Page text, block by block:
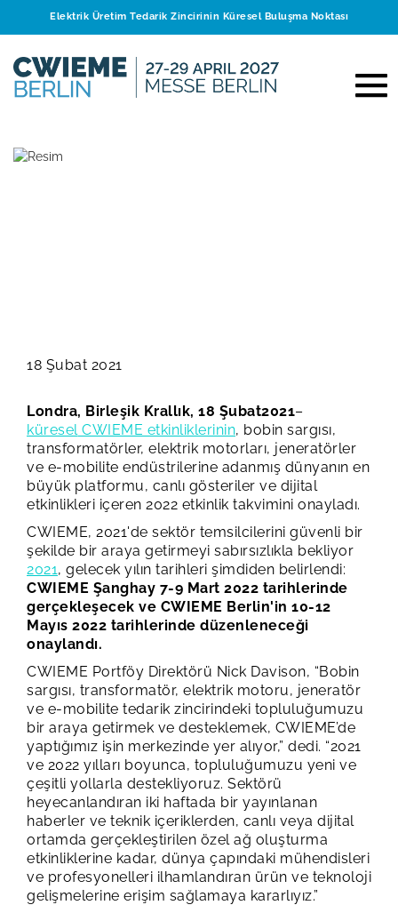
Elektrik Üretim Tedarik Zincirinin Küresel Buluşma Noktası
18 Şubat 2021
Londra, Birleşik Krallık, 18 Şubat2021–
küresel CWIEME etkinliklerinin, bobin sargısı,
transformatörler, elektrik motorları, jeneratörler
ve e-mobilite endüstrilerine adanmış dünyanın en
büyük platformu, canlı gösteriler ve dijital
etkinlikleri içeren 2022 etkinlik takvimini onayladı.
CWIEME, 2021'de sektör temsilcilerini güvenli bir
şekilde bir araya getirmeyi sabırsızlıkla bekliyor
2021, gelecek yılın tarihleri şimdiden belirlendi:
CWIEME Şanghay 7-9 Mart 2022 tarihlerinde
gerçekleşecek ve CWIEME Berlin'in 10-12
Mayıs 2022 tarihlerinde düzenleneceği
onaylandı.
CWIEME Portföy Direktörü Nick Davison, “Bobin
sargısı, transformatör, elektrik motoru, jeneratör
ve e-mobilite tedarik zincirindeki topluluğumuzu
bir araya getirmek ve desteklemek, CWIEME’de
yaptığımız işin merkezinde yer alıyor,” dedi. “2021
ve 2022 yılları boyunca, topluluğumuzu yeni ve
çeşitli yollarla destekliyoruz. Sektörü
heyecanlandıran iki haftada bir yayınlanan
haberler ve teknik içeriklerden, canlı veya dijital
ortamda gerçekleştirilen özel ağ oluşturma
etkinliklerine kadar, dünya çapındaki mühendisleri
ve profesyonelleri ilhamlandıran ürün ve teknoloji
gelişmelerine erişim sağlamaya kararlıyız.”